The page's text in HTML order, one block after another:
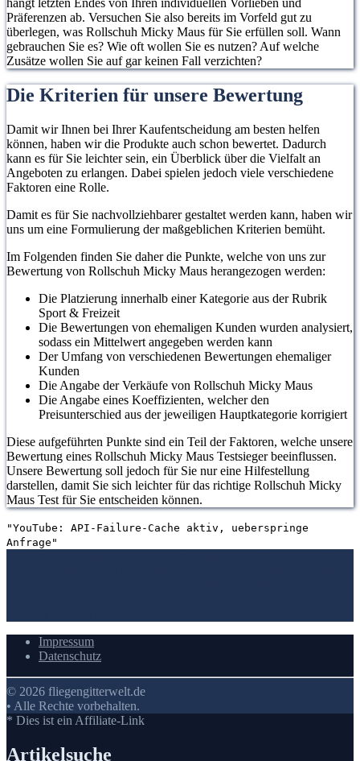
hängt letzten Endes von Ihren individuellen Vorlieben und
Präferenzen ab. Versuchen Sie also bereits im Vorfeld gut zu
überlegen, was Rollschuh Micky Maus für Sie erfüllen soll. Wann
gebrauchen Sie es? Wie oft wollen Sie es nutzen? Auf welche
Zusätze wollen Sie auf gar keinen Fall verzichten?
Die Kriterien für unsere Bewertung
Damit wir Ihnen bei Ihrer Kaufentscheidung am besten helfen
können, haben wir die Produkte auch schon bewertet. Dadurch
kann es für Sie leichter sein, ein Überblick über die Vielfalt an
Angeboten zu erlangen. Dabei spielen jedoch viele verschiedene
Faktoren eine Rolle.
Damit es für Sie nachvollziehbarer gestaltet werden kann, haben wir
uns um eine Formulierung der maßgeblichen Kriterien bemüht.
Im Folgenden finden Sie daher die Punkte, welche von uns zur
Bewertung von Rollschuh Micky Maus herangezogen werden:
Die Platzierung innerhalb einer Kategorie aus der Rubrik
Sport & Freizeit
Die Bewertungen von ehemaligen Kunden wurden analysiert,
sodass ein Mittelwert angegeben werden kann
Der Umfang von verschiedenen Bewertungen ehemaliger
Kunden
Die Angabe der Verkäufe von Rollschuh Micky Maus
Die Angabe eines Koeffizienten, welcher den
Preisunterschied aus der jeweiligen Hauptkategorie korrigiert
Diese aufgeführten Punkte sind ein Teil der Faktoren, welche unsere
Bewertung eines Rollschuh Micky Maus Testsieger beeinflussen.
Unsere Bewertung soll jedoch für Sie nur eine Hilfestellung
darstellen, damit Sie sich leichter für das richtige Rollschuh Micky
Maus Test für Sie entscheiden können.
"YouTube: API-Failure-Cache aktiv, ueberspringe
Anfrage"
Impressum
Datenschutz
© 2026 fliegengitterwelt.de
• Alle Rechte vorbehalten.
* Dies ist ein Affiliate-Link
Artikelsuche